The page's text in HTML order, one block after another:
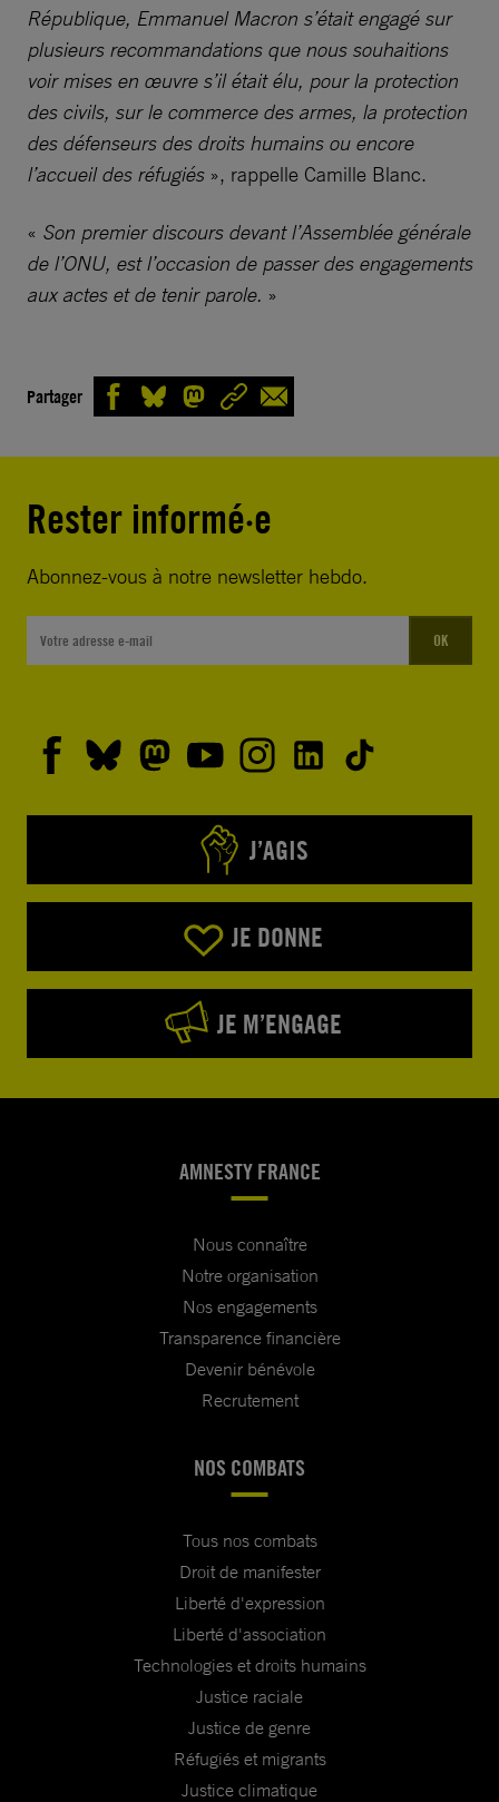
République, Emmanuel Macron s’était engagé sur
plusieurs recommandations que nous souhaitions
voir mises en œuvre s’il était élu, pour la protection
des civils, sur le commerce des armes, la protection
des défenseurs des droits humains ou encore
l’accueil des réfugiés», rappelle Camille Blanc.
« Son premier discours devant l’Assemblée générale
de l’ONU, est l’occasion de passer des engagements
aux actes et de tenir parole. »
Partager
Rester informé·e
Abonnez-vous à notre newsletter hebdo.
OK
J’AGIS
JE DONNE
JE M’ENGAGE
AMNESTY FRANCE
Nous connaître
Notre organisation
Nos engagements
Transparence financière
Devenir bénévole
Recrutement
NOS COMBATS
Tous nos combats
Droit de manifester
Liberté d'expression
Liberté d'association
Technologies et droits humains
Justice raciale
Justice de genre
Réfugiés et migrants
Justice climatique